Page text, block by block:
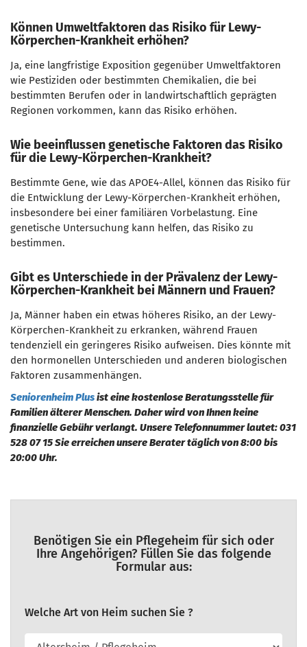
Können Umweltfaktoren das Risiko für Lewy-
Körperchen-Krankheit erhöhen?
Ja, eine langfristige Exposition gegenüber Umweltfaktoren
wie Pestiziden oder bestimmten Chemikalien, die bei
bestimmten Berufen oder in landwirtschaftlich geprägten
Regionen vorkommen, kann das Risiko erhöhen.
Wie beeinflussen genetische Faktoren das Risiko
für die Lewy-Körperchen-Krankheit?
Bestimmte Gene, wie das APOE4-Allel, können das Risiko für
die Entwicklung der Lewy-Körperchen-Krankheit erhöhen,
insbesondere bei einer familiären Vorbelastung. Eine
genetische Untersuchung kann helfen, das Risiko zu
bestimmen.
Gibt es Unterschiede in der Prävalenz der Lewy-
Körperchen-Krankheit bei Männern und Frauen?
Ja, Männer haben ein etwas höheres Risiko, an der Lewy-
Körperchen-Krankheit zu erkranken, während Frauen
tendenziell ein geringeres Risiko aufweisen. Dies könnte mit
den hormonellen Unterschieden und anderen biologischen
Faktoren zusammenhängen.
Seniorenheim Plusist eine kostenlose Beratungsstelle für
Familien älterer Menschen. Daher wird von Ihnen keine
finanzielle Gebühr verlangt. Unsere Telefonnummer lautet: 031
528 07 15 Sie erreichen unsere Berater täglich von 8:00 bis
20:00 Uhr.
Benötigen Sie ein Pflegeheim für sich oder
Ihre Angehörigen? Füllen Sie das folgende
Formular aus:
Welche Art von Heim suchen Sie ?